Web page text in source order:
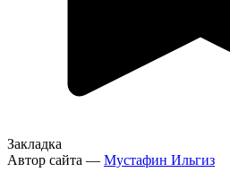
Закладка
Автор сайта — Мустафин Ильгиз